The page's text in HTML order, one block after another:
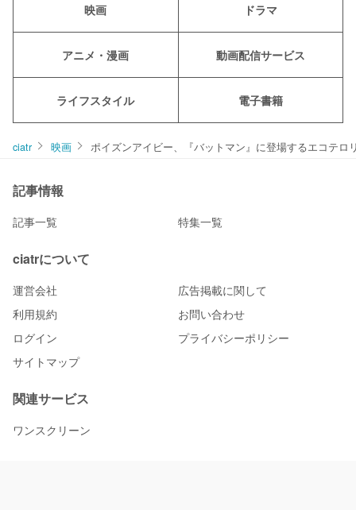
映画 ドラマ
アニメ・漫画 動画配信サービス
ライフスタイル 電子書籍
ciatr 映画 ポイズンアイビー、『バットマン』に登場するエコテロ
記事情報
記事一覧 特集一覧
ciatrについて
運営会社
広告掲載に関して
利用規約
お問い合わせ
ログイン
プライバシーポリシー
サイトマップ
関連サービス
ワンスクリーン